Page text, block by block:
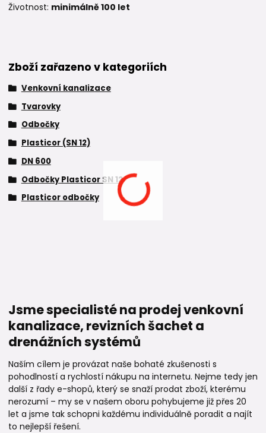
Životnost: minimálně 100 let
Zboží zařazeno v kategoriích
Venkovní kanalizace
Tvarovky
Odbočky
Plasticor (SN 12)
DN 600
Odbočky Plasticor SN 12
Plasticor odbočky
Jsme specialisté na prodej venkovní
kanalizace, revizních šachet a
drenážních systémů
Naším cílem je provázat naše bohaté zkušenosti s
pohodlností a rychlostí nákupu na internetu. Nejme tedy jen
další z řady e-shopů, který se snaží prodat zboží, kterému
nerozumí – my se v našem oboru pohybujeme již přes 20
let a jsme tak schopni každému individuálně poradit a najít
to nejlepší řešení.